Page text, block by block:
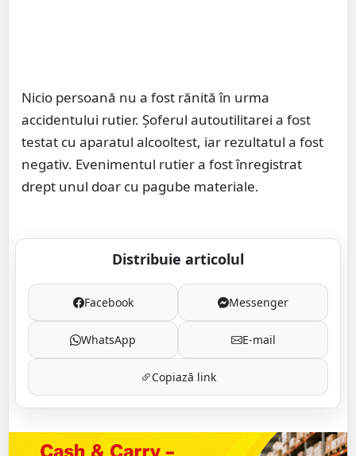
Nicio persoană nu a fost rănită în urma
accidentului rutier. Șoferul autoutilitarei a fost
testat cu aparatul alcooltest, iar rezultatul a fost
negativ. Evenimentul rutier a fost înregistrat
drept unul doar cu pagube materiale.
Distribuie articolul
Facebook Messenger
WhatsApp E-mail
Copiază link